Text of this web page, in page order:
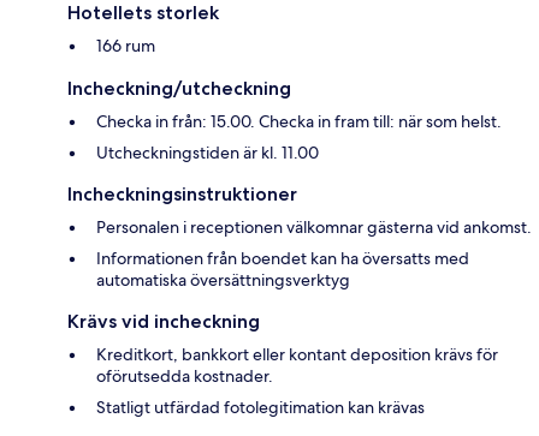
Hotellets storlek
166 rum
Incheckning/utcheckning
Checka in från: 15.00. Checka in fram till: när som helst.
Utcheckningstiden är kl. 11.00
Incheckningsinstruktioner
Personalen i receptionen välkomnar gästerna vid ankomst.
Informationen från boendet kan ha översatts med
automatiska översättningsverktyg
Krävs vid incheckning
Kreditkort, bankkort eller kontant deposition krävs för
oförutsedda kostnader.
Statligt utfärdad fotolegitimation kan krävas